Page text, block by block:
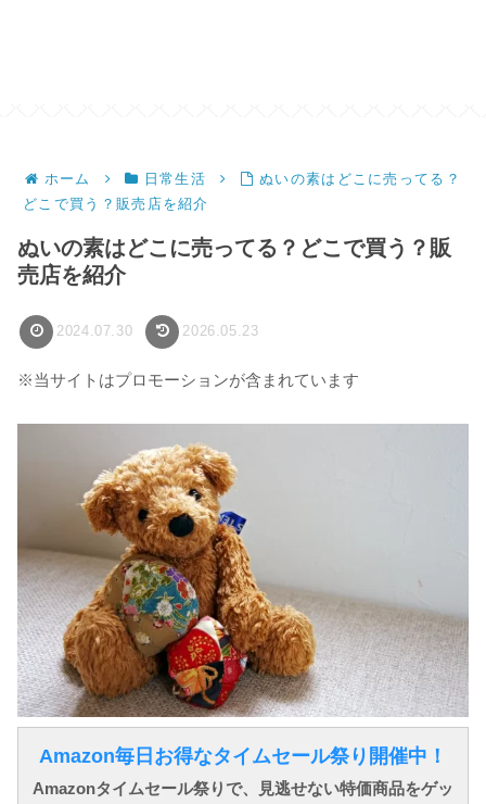
ホーム 日常生活
ぬいの素はどこに売ってる？
どこで買う？販売店を紹介
ぬいの素はどこに売ってる？どこで買う？販
売店を紹介
2024.07.30 2026.05.23
※当サイトはプロモーションが含まれています
Amazon毎日お得なタイムセール祭り開催中！
Amazonタイムセール祭りで、見逃せない特価商品をゲッ